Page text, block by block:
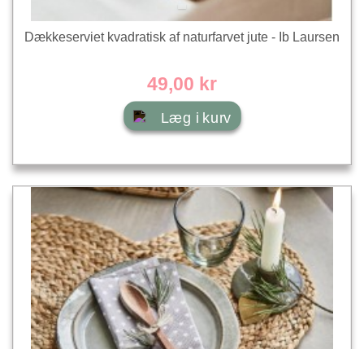
Dækkeserviet kvadratisk af naturfarvet jute - Ib Laursen
49,00 kr
Læg i kurv